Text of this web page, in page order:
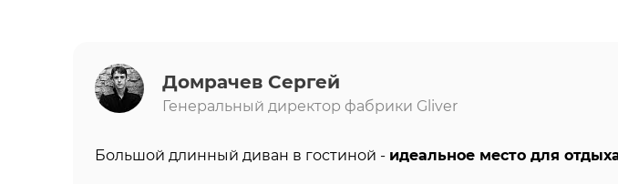
Домрачев Сергей
Генеральный директор фабрики Gliver
Большой длинный диван в гостиной - идеальное место для